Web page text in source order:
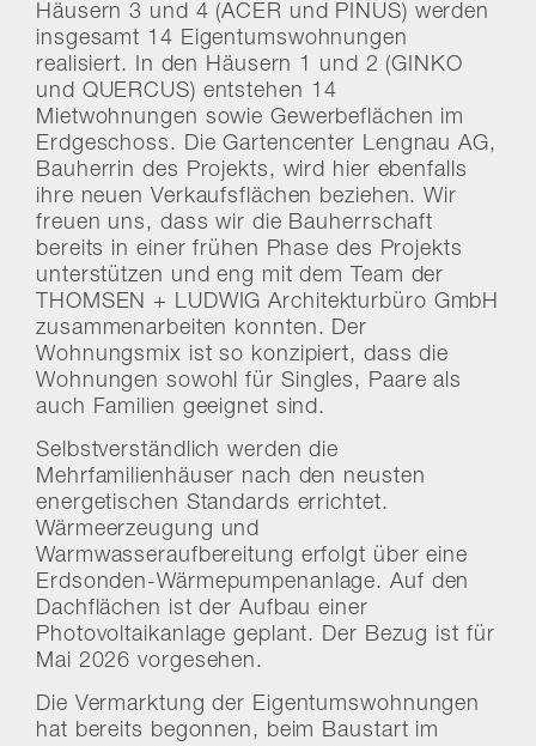
Häusern 3 und 4 (ACER und PINUS) werden
insgesamt 14 Eigentumswohnungen
realisiert. In den Häusern 1 und 2 (GINKO
und QUERCUS) entstehen 14
Mietwohnungen sowie Gewerbeflächen im
Erdgeschoss. Die Gartencenter Lengnau AG,
Bauherrin des Projekts, wird hier ebenfalls
ihre neuen Verkaufsflächen beziehen. Wir
freuen uns, dass wir die Bauherrschaft
bereits in einer frühen Phase des Projekts
unterstützen und eng mit dem Team der
THOMSEN + LUDWIG Architekturbüro GmbH
zusammenarbeiten konnten. Der
Wohnungsmix ist so konzipiert, dass die
Wohnungen sowohl für Singles, Paare als
auch Familien geeignet sind.
Selbstverständlich werden die
Mehrfamilienhäuser nach den neusten
energetischen Standards errichtet.
Wärmeerzeugung und
Warmwasseraufbereitung erfolgt über eine
Erdsonden-Wärmepumpenanlage. Auf den
Dachflächen ist der Aufbau einer
Photovoltaikanlage geplant. Der Bezug ist für
Mai 2026 vorgesehen.
Die Vermarktung der Eigentumswohnungen
hat bereits begonnen, beim Baustart im